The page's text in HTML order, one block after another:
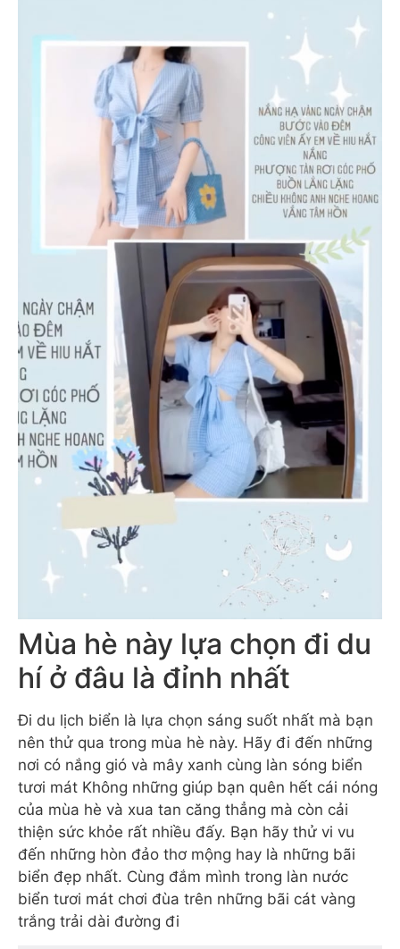
Mùa hè này lựa chọn đi du
hí ở đâu là đỉnh nhất
Đi du lịch biển là lựa chọn sáng suốt nhất mà bạn
nên thử qua trong mùa hè này. Hãy đi đến những
nơi có nắng gió và mây xanh cùng làn sóng biển
tươi mát Không những giúp bạn quên hết cái nóng
của mùa hè và xua tan căng thẳng mà còn cải
thiện sức khỏe rất nhiều đấy. Bạn hãy thử vi vu
đến những hòn đảo thơ mộng hay là những bãi
biển đẹp nhất. Cùng đắm mình trong làn nước
biển tươi mát chơi đùa trên những bãi cát vàng
trắng trải dài đường đi